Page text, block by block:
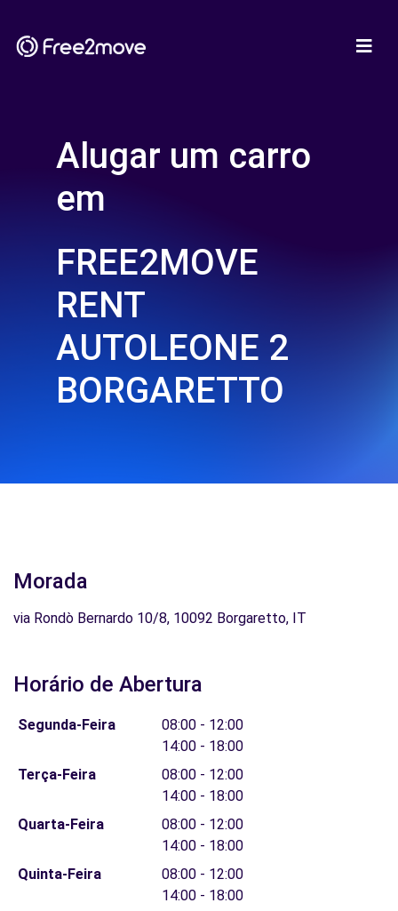
Alugar um carro
em
FREE2MOVE
RENT
AUTOLEONE 2
BORGARETTO
Morada
via Rondò Bernardo 10/8, 10092 Borgaretto, IT
Horário de Abertura
Segunda-Feira
08:00 - 12:00
14:00 - 18:00
Terça-Feira
08:00 - 12:00
14:00 - 18:00
Quarta-Feira
08:00 - 12:00
14:00 - 18:00
Quinta-Feira
08:00 - 12:00
14:00 - 18:00